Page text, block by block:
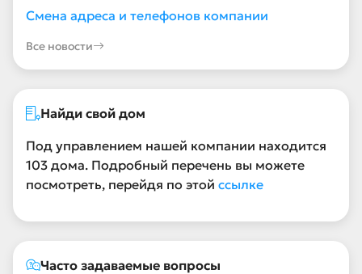
Смена адреса и телефонов компании
Все новости
Найди свой дом
Под управлением нашей компании находится
103 дома. Подробный перечень вы можете
посмотреть, перейдя по этой ссылке
Часто задаваемые вопросы